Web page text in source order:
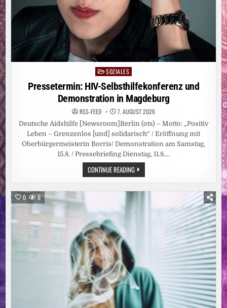
Posted
in
SOZIALES
Pressetermin: HIV-Selbsthilfekonferenz und
Demonstration in Magdeburg
RSS-FEED 7. AUGUST 2026
Deutsche Aidshilfe [Newsroom]Berlin (ots) – Motto: „Positiv
Leben – Grenzenlos [und] solidarisch“ / Eröffnung mit
Oberbürgermeisterin Borris/ Demonstration am Samstag,
15.8. / Pressebriefing Dienstag, 11.8….
CONTINUE READINGPRESSETERMIN:
HIV-
SELBSTHILFEKONFERENZ
UND
DEMONSTRATION
IN
MAGDEBURG
0 6